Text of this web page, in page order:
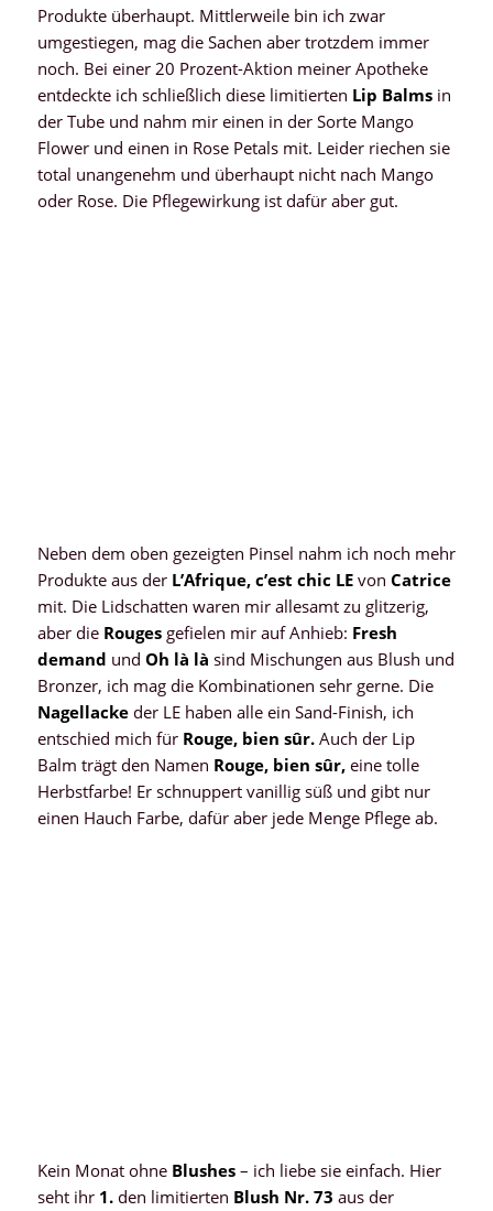
Produkte überhaupt. Mittlerweile bin ich zwar
umgestiegen, mag die Sachen aber trotzdem immer
noch. Bei einer 20 Prozent-Aktion meiner Apotheke
entdeckte ich schließlich diese limitierten Lip Balmsin
der Tube und nahm mir einen in der Sorte Mango
Flower und einen in Rose Petals mit. Leider riechen sie
total unangenehm und überhaupt nicht nach Mango
oder Rose. Die Pflegewirkung ist dafür aber gut.
Neben dem oben gezeigten Pinsel nahm ich noch mehr
Produkte aus der L’Afrique, c’est chic LEvon Catrice
mit. Die Lidschatten waren mir allesamt zu glitzerig,
aber die Rougesgefielen mir auf Anhieb: Fresh
demand und Oh là là sind Mischungen aus Blush und
Bronzer, ich mag die Kombinationen sehr gerne. Die
Nagellackeder LE haben alle ein Sand-Finish, ich
entschied mich für Rouge, bien sûr.Auch der Lip
Balm trägt den Namen Rouge, bien sûr,eine tolle
Herbstfarbe! Er schnuppert vanillig süß und gibt nur
einen Hauch Farbe, dafür aber jede Menge Pflege ab.
Kein Monat ohne Blushes– ich liebe sie einfach. Hier
seht ihr1.den limitierten Blush Nr. 73 aus der